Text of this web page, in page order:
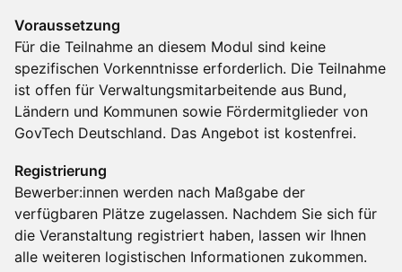
Voraussetzung
Für die Teilnahme an diesem Modul sind keine
spezifischen Vorkenntnisse erforderlich. Die Teilnahme
ist offen für Verwaltungsmitarbeitende aus Bund,
Ländern und Kommunen sowie Fördermitglieder von
GovTech Deutschland. Das Angebot ist kostenfrei.
Registrierung
Bewerber:innen werden nach Maßgabe der
verfügbaren Plätze zugelassen. Nachdem Sie sich für
die Veranstaltung registriert haben, lassen wir Ihnen
alle weiteren logistischen Informationen zukommen.